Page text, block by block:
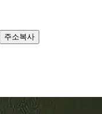
주소복사